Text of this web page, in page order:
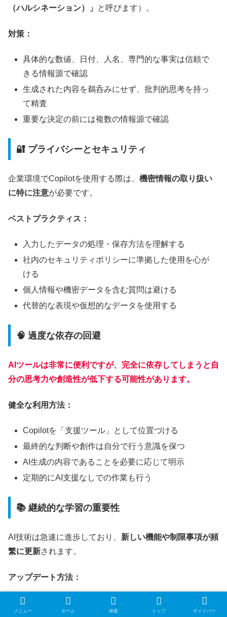
（ハルシネーション）」
と呼びます）。
対策：
具体的な数値、日付、人名、専門的な事実は信頼で
きる情報源で確認
生成された内容を鵜呑みにせず、批判的思考を持っ
て精査
重要な決定の前には複数の情報源で確認
🔐 プライバシーとセキュリティ
企業環境でCopilotを使用する際は、 機密情報の取り扱い
に特に注意が必要です。
ベストプラクティス：
入力したデータの処理・保存方法を理解する
社内のセキュリティポリシーに準拠した使用を心が
ける
個人情報や機密データを含む質問は避ける
代替的な表現や仮想的なデータを使用する
🧠 過度な依存の回避
AIツールは非常に便利ですが、 完全に依存してしまうと自
分の思考力や創造性が低下する可能性があります。
健全な利用方法：
Copilotを「支援ツール」として位置づける
最終的な判断や創作は自分で行う意識を保つ
AI生成の内容であることを必要に応じて明示
定期的にAI支援なしでの作業も行う
📚 継続的な学習の重要性
AI技術は急速に進歩しており、 新しい機能や制限事項が頻
繁に更新されます。
アップデート方法：
公式ドキュメントやリリースノートを定期的に確認
メニュー ホーム 検索 トップ サイドバー